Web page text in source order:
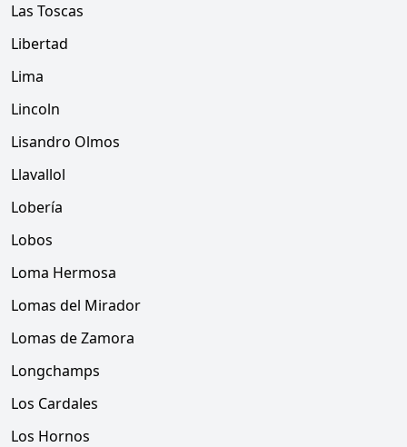
Las Toscas
Libertad
Lima
Lincoln
Lisandro Olmos
Llavallol
Lobería
Lobos
Loma Hermosa
Lomas del Mirador
Lomas de Zamora
Longchamps
Los Cardales
Los Hornos